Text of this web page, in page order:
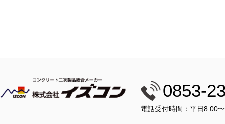
0853-
電話受付時間：平日8:00